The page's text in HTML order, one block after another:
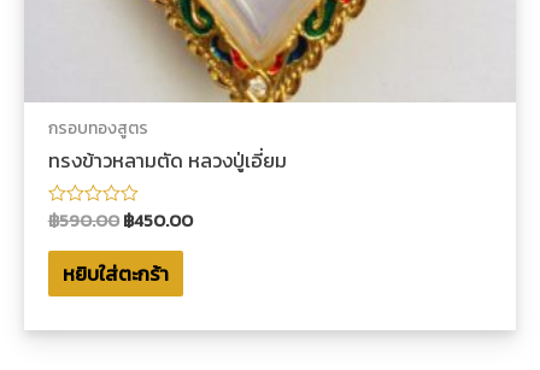
กรอบทองสูตร
ทรงข้าวหลามตัด หลวงปู่เอี่ยม
ให้
0
ตั้งแต่
5
฿590.00฿450.00
หยิบใส่ตะกร้า